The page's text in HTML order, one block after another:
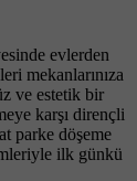
evlerden
mekanlarınıza
ve estetik bir
karşı dirençli
parke döşeme
ilk günkü